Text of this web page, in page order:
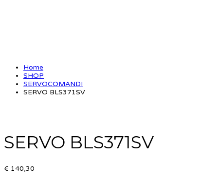
Home
SHOP
SERVOCOMANDI
SERVO BLS371SV
SERVO BLS371SV
€ 140,30